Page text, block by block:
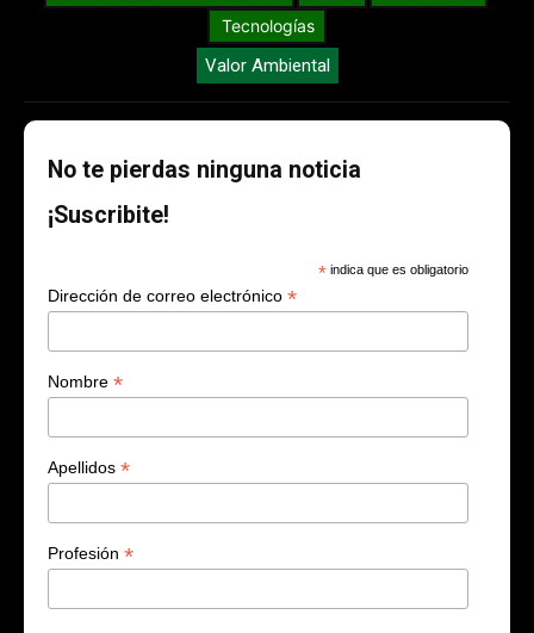
Tecnologías
Valor Ambiental
No te pierdas ninguna noticia
¡Suscribite!
* indica que es obligatorio
Dirección de correo electrónico *
Nombre *
Apellidos *
Profesión *